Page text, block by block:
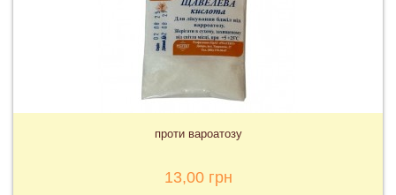
проти вароатозу
13,00 грн